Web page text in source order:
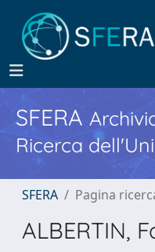
SFERA
Ricerca
SFERA Pagina
ALBERTIN,